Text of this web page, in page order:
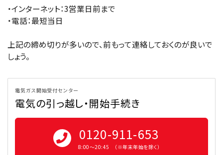
・インターネット：3営業日前まで
・電話：最短当日
上記の締め切りが多いので、前もって連絡しておくのが良いで
しょう。
電気ガス開始受付センター
電気の引っ越し・開始手続き
0120-911-653
8:00〜20:45 （※年末年始を除く）